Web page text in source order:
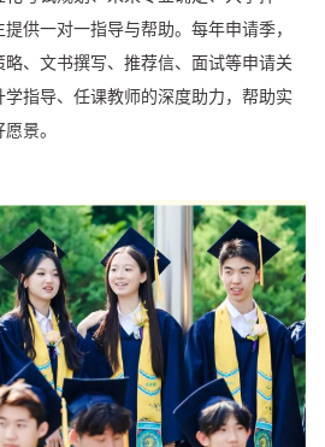
供一对一指导与帮助。每年申请季，
、文书撰写、推荐信、面试等申请关
指导、任课教师的深度助力，帮助实
景。